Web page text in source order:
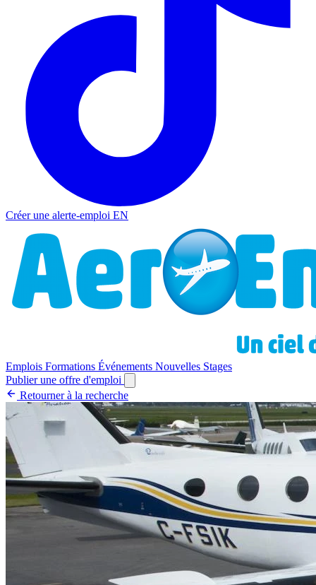
Créer une alerte-emploi EN
Emplois Formations Événements Nouvelles Stages
Publier une offre d'emploi
Retourner à la recherche